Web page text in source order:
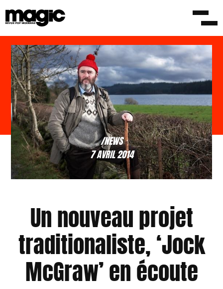
/NEWS
7 AVRIL 2014
Un nouveau projet
traditionaliste, ‘Jock
McGraw’ en écoute